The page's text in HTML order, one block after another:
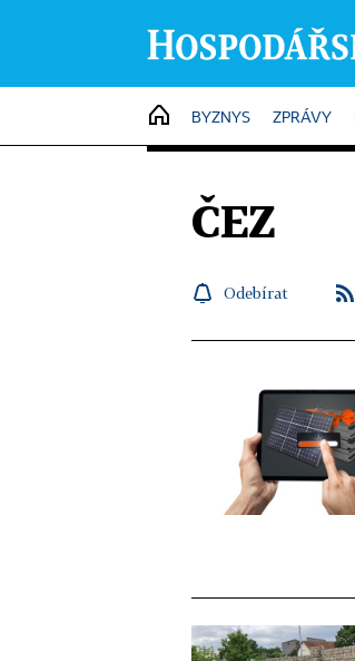
HOME
BYZNYS ZPRÁVY
ČEZ
Odebírat